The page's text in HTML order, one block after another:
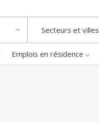
Secteurs et villes
Emplois en résidence